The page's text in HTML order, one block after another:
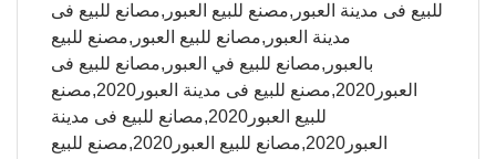
للبيع فى مدينة العبور,مصنع للبيع العبور,مصانع للبيع فى
مدينة العبور,مصانع للبيع العبور,مصنع للبيع
بالعبور,مصانع للبيع في العبور,مصانع للبيع فى
العبور2020,مصنع للبيع فى مدينة العبور2020,مصنع
للبيع العبور2020,مصانع للبيع فى مدينة
العبور2020,مصانع للبيع العبور2020,مصنع للبيع